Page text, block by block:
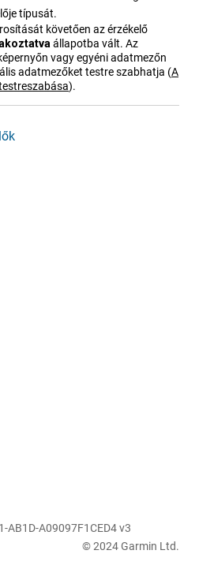
típusát.
követően az érzékelő
állapotba vált. Az
vagy egyéni adatmezőn
adatmezőket testre szabhatja (A
).
AB1D-A09097F1CED4 v3
© 2024 Garmin Ltd.